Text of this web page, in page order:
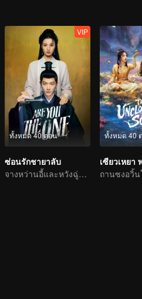
ทั้งหมด 40 ตอน
VIP
ซ่อนรักชายาลับ
จางหว่านอี้และหวังฉู่หร่านคู่ปรับมาเล่นพ่อแม่ลูก
ทั้งหมด 40